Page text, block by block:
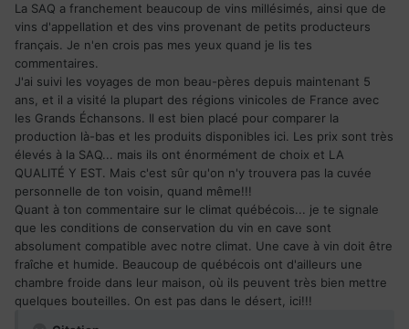
La SAQ a franchement beaucoup de vins millésimés, ainsi que de
vins d'appellation et des vins provenant de petits producteurs
français. Je n'en crois pas mes yeux quand je lis tes
commentaires.
J'ai suivi les voyages de mon beau-pères depuis maintenant 5
ans, et il a visité la plupart des régions vinicoles de France avec
les Grands Échansons. Il est bien placé pour comparer la
production là-bas et les produits disponibles ici. Les prix sont très
élevés à la SAQ... mais ils ont énormément de choix et LA
QUALITÉ Y EST. Mais c'est sûr qu'on n'y trouvera pas la cuvée
personnelle de ton voisin, quand même!!!
Quant à ton commentaire sur le climat québécois... je te signale
que les conditions de conservation du vin en cave sont
absolument compatible avec notre climat. Une cave à vin doit être
fraîche et humide. Beaucoup de québécois ont d'ailleurs une
chambre froide dans leur maison, où ils peuvent très bien mettre
quelques bouteilles. On est pas dans le désert, ici!!!